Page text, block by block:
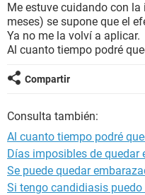
BIENESTAR
SEXUALIDAD
GLOSARIO
Me estuve cuidando con la
meses) se supone que el
Ya no me la volví a aplicar.
Al cuanto tiempo podré
Compartir
Consulta también:
Al cuanto tiempo podré
Días imposibles de quedar
Se puede quedar
Si tengo candidiasis